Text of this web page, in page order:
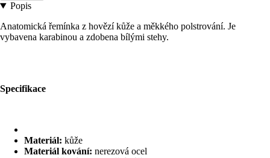
Popis
Anatomická řemínka z hovězí kůže a měkkého polstrování. Je
vybavena karabinou a zdobena bílými stehy.
Specifikace
Materiál: kůže
Materiál kování: nerezová ocel